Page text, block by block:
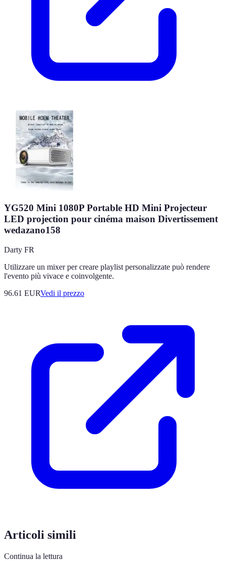
YG520 Mini 1080P Portable HD Mini Projecteur
LED projection pour cinéma maison Divertissement
wedazano158
Darty FR
Utilizzare un mixer per creare playlist personalizzate può rendere
l'evento più vivace e coinvolgente.
96.61 EURVedi il prezzo
Articoli simili
Continua la lettura